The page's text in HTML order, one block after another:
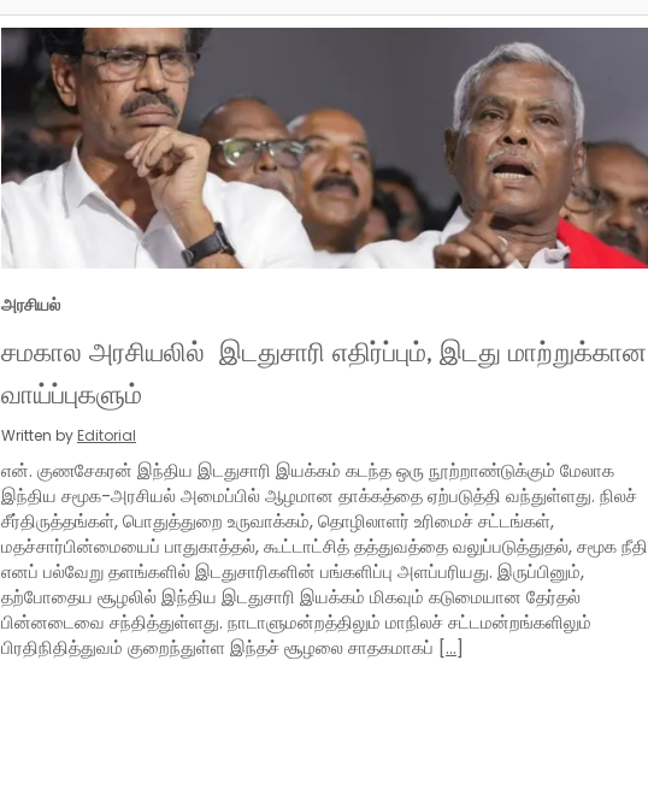
அரசியல்
சமகால அரசியலில் இடதுசாரி எதிர்ப்பும், இடது மாற்றுக்கான
வாய்ப்புகளும்
Written by Editorial
என். குணசேகரன் இந்திய இடதுசாரி இயக்கம் கடந்த ஒரு நூற்றாண்டுக்கும் மேலாக
இந்திய சமூக-அரசியல் அமைப்பில் ஆழமான தாக்கத்தை ஏற்படுத்தி வந்துள்ளது. நிலச்
சீர்திருத்தங்கள், பொதுத்துறை உருவாக்கம், தொழிலாளர் உரிமைச் சட்டங்கள்,
மதச்சார்பின்மையைப் பாதுகாத்தல், கூட்டாட்சித் தத்துவத்தை வலுப்படுத்துதல், சமூக நீதி
எனப் பல்வேறு தளங்களில் இடதுசாரிகளின் பங்களிப்பு அளப்பரியது. இருப்பினும்,
தற்போதைய சூழலில் இந்திய இடதுசாரி இயக்கம் மிகவும் கடுமையான தேர்தல்
பின்னடைவை சந்தித்துள்ளது. நாடாளுமன்றத்திலும் மாநிலச் சட்டமன்றங்களிலும்
பிரதிநிதித்துவம் குறைந்துள்ள இந்தச் சூழலை சாதகமாகப் […]